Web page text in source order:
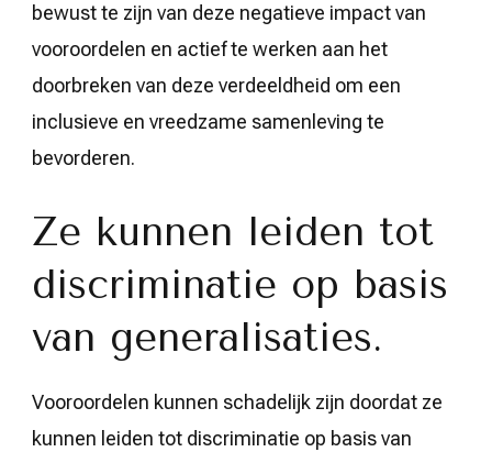
bewust te zijn van deze negatieve impact van
vooroordelen en actief te werken aan het
doorbreken van deze verdeeldheid om een
inclusieve en vreedzame samenleving te
bevorderen.
Ze kunnen leiden tot
discriminatie op basis
van generalisaties.
Vooroordelen kunnen schadelijk zijn doordat ze
kunnen leiden tot discriminatie op basis van